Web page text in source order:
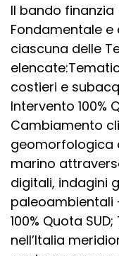
Il bando finanzia
Fondamentale e
ciascuna delle
costieri e
Intervento 100%
Cambiamento
geomorfologica
marino
digitali, indagini
paleoambientali
100% Quota
nell’Italia